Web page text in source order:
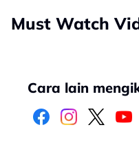
Must Watch
Cara lain